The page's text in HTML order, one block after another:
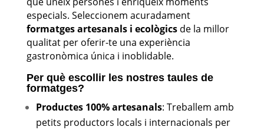
especials. Seleccionem acuradament
formatges artesanals i ecològicsde la millor
qualitat per oferir-te una experiència
gastronòmica única i inoblidable.
Per què escollir les nostres taules de
formatges?
Productes 100% artesanals: Treballem amb
petits productors locals i internacionals per